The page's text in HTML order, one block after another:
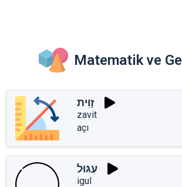
Matematik ve
זָוִית
zavit
açı
עִגּוּל
igul